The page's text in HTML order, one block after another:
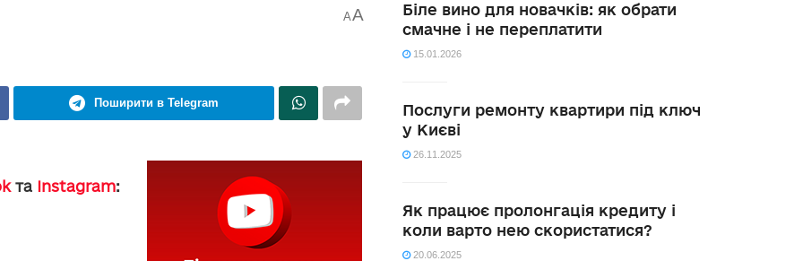
AA
Поширити в Telegram
та Instagram:
Біле вино для новачків: як обрати
смачне і не переплатити
15.01.2026
Послуги ремонту квартири під ключ
у Києві
26.11.2025
Як працює пролонгація кредиту і
коли варто нею скористатися?
20.06.2025